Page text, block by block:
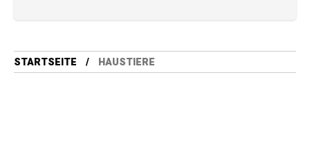
STARTSEITE HAUSTIERE